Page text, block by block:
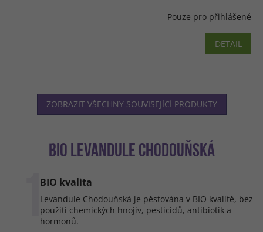
Pouze pro přihlášené
DETAIL
ZOBRAZIT VŠECHNY SOUVISEJÍCÍ PRODUKTY
BIO LEVANDULE CHODOUŇSKÁ
1
BIO kvalita
Levandule Chodouňská je pěstována v BIO kvalitě, bez
použití chemických hnojiv, pesticidů, antibiotik a
hormonů.